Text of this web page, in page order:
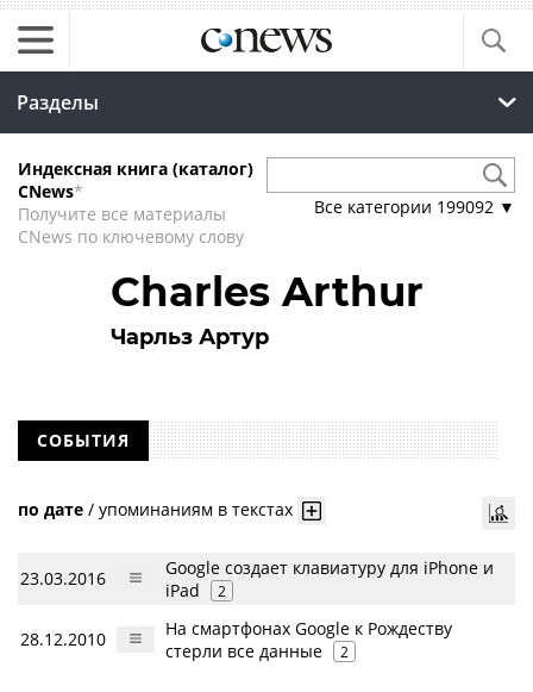
Разделы
Индексная книга (каталог)
CNews*
Получите все материалы
CNews по ключевому слову
Все категории 199092 ▼
Charles Arthur
Чарльз Артур
СОБЫТИЯ
по дате / упоминаниям в текстах
23.03.2016
Google создает клавиатуру для iPhone и
iPad
2
28.12.2010
На смартфонах Google к Рождеству
стерли все данные
2